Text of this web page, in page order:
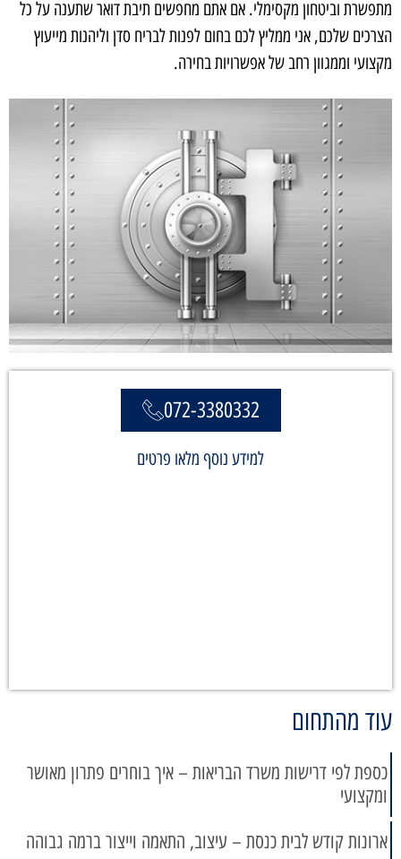
מתפשרת וביטחון מקסימלי. אם אתם מחפשים תיבת דואר שתענה על כל
הצרכים שלכם, אני ממליץ לכם בחום לפנות לבריח סדן וליהנות מייעוץ
מקצועי וממגוון רחב של אפשרויות בחירה.
072-3380332
למידע נוסף מלאו פרטים
עוד מהתחום
כספת לפי דרישות משרד הבריאות – איך בוחרים פתרון מאושר
ומקצועי
ארונות קודש לבית כנסת – עיצוב, התאמה וייצור ברמה גבוהה